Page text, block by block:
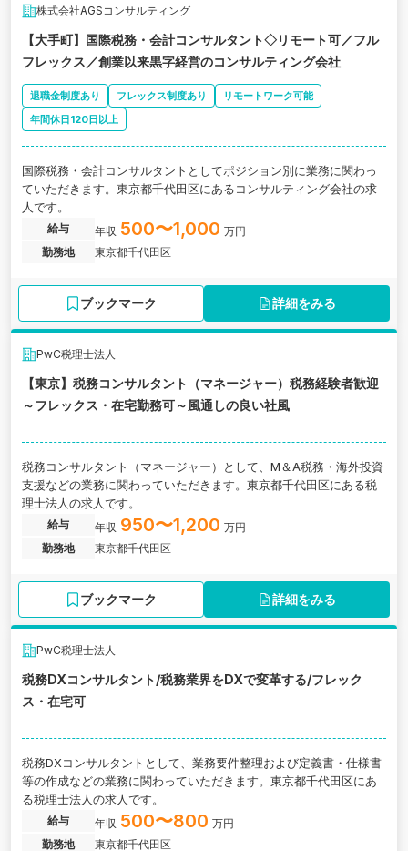
株式会社AGSコンサルティング
【大手町】国際税務・会計コンサルタント◇リモート可／フル
フレックス／創業以来黒字経営のコンサルティング会社
退職金制度あり フレックス制度あり
リモートワーク可能
年間休日120日以上
国際税務・会計コンサルタントとしてポジション別に業務に関わっ
ていただきます。東京都千代田区にあるコンサルティング会社の求
人です。
給与 年収 500〜1,000 万円
勤務地
東京都千代田区
ブックマーク 詳細をみる
PwC税理士法人
【東京】税務コンサルタント（マネージャー）税務経験者歓迎
～フレックス・在宅勤務可～風通しの良い社風
税務コンサルタント（マネージャー）として、M＆A税務・海外投資
支援などの業務に関わっていただきます。東京都千代田区にある税
理士法人の求人です。
給与 年収 950〜1,200 万円
勤務地
東京都千代田区
ブックマーク 詳細をみる
PwC税理士法人
税務DXコンサルタント/税務業界をDXで変革する/フレック
ス・在宅可
税務DXコンサルタントとして、業務要件整理および定義書・仕様書
等の作成などの業務に関わっていただきます。東京都千代田区にあ
る税理士法人の求人です。
給与 年収 500〜800 万円
勤務地
東京都千代田区